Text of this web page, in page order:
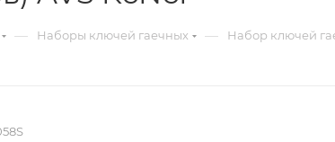
— Наборы ключей гаечных — Набор ключей